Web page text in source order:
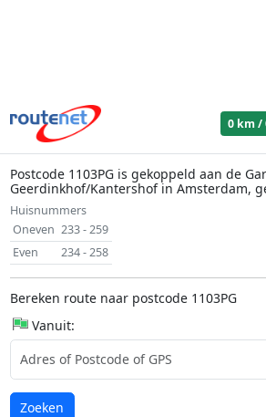
0 km /
Postcode 1103PG is gekoppeld aan de
Geerdinkhof/Kantershof in Amsterdam,
Huisnummers
Oneven 233 - 259
Even
234 - 258
Bereken route naar postcode 1103PG
Vanuit:
Laden...
Zoeken